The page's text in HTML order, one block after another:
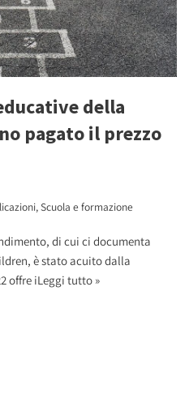
della
pagato il prezzo
,Scuola e formazione
di cui ci documenta
è stato acuito dalla
offre iLeggi tutto »